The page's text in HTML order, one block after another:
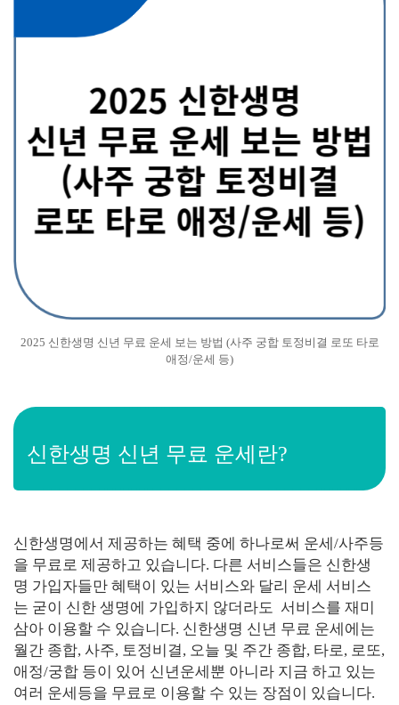
2025 신한생명 신년 무료 운세 보는 방법 (사주 궁합 토정비결 로또 타로
애정/운세 등)
신한생명 신년 무료 운세란?
신한생명에서 제공하는 혜택 중에 하나로써 운세/사주등
을 무료로 제공하고 있습니다. 다른 서비스들은 신한생
명 가입자들만 혜택이 있는 서비스와 달리 운세 서비스
는 굳이 신한 생명에 가입하지 않더라도 서비스를 재미
삼아 이용할 수 있습니다. 신한생명 신년 무료 운세에는
월간 종합, 사주, 토정비결, 오늘 및 주간 종합, 타로, 로또,
애정/궁합 등이 있어 신년운세뿐 아니라 지금 하고 있는
여러 운세등을 무료로 이용할 수 있는 장점이 있습니다.